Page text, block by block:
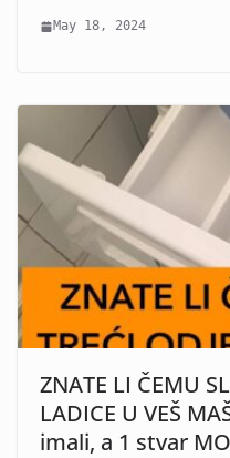
May 18, 2024
ZNATE LI ČEMU
LADICE U VEŠ
imali, a 1 stvar